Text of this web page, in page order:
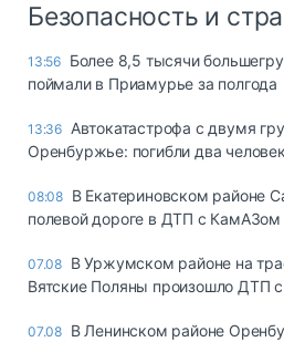
Безопасность и
13:56 Более 8,5 тысячи
поймали в Приамурье за полгода
13:36 Автокатастрофа с двумя
Оренбуржье: погибли два
08:08 В Екатериновском районе
полевой дороге в ДТП с
07.08 В Уржумском районе на
Вятские Поляны произошло ДТП
07.08 В Ленинском районе